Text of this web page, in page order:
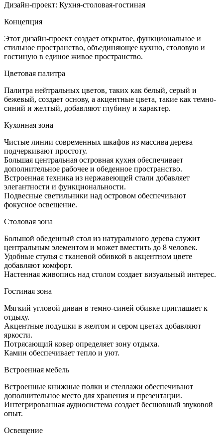
в
Дизайн-проект: Кухня-столовая-гостиная
Концепция
Этот дизайн-проект создает открытое, функциональное и
стильное пространство, объединяющее кухню, столовую и
гостиную в единое живое пространство.
Цветовая палитра
Палитра нейтральных цветов, таких как белый, серый и
бежевый, создает основу, а акцентные цвета, такие как темно-
синий и желтый, добавляют глубину и характер.
Кухонная зона
Чистые линии современных шкафов из массива дерева
подчеркивают простоту.
Большая центральная островная кухня обеспечивает
дополнительное рабочее и обеденное пространство.
Встроенная техника из нержавеющей стали добавляет
элегантности и функциональности.
Подвесные светильники над островом обеспечивают
фокусное освещение.
Столовая зона
Большой обеденный стол из натурального дерева служит
центральным элементом и может вместить до 8 человек.
Удобные стулья с тканевой обивкой в акцентном цвете
добавляют комфорт.
Настенная живопись над столом создает визуальный интерес.
Гостиная зона
Мягкий угловой диван в темно-синей обивке приглашает к
отдыху.
Акцентные подушки в желтом и сером цветах добавляют
яркости.
Потрясающий ковер определяет зону отдыха.
Камин обеспечивает тепло и уют.
Встроенная мебель
Встроенные книжные полки и стеллажи обеспечивают
дополнительное место для хранения и презентации.
Интегрированная аудиосистема создает бесшовный звуковой
опыт.
Освещение